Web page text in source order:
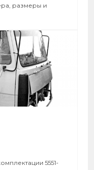
размеры и
5551-